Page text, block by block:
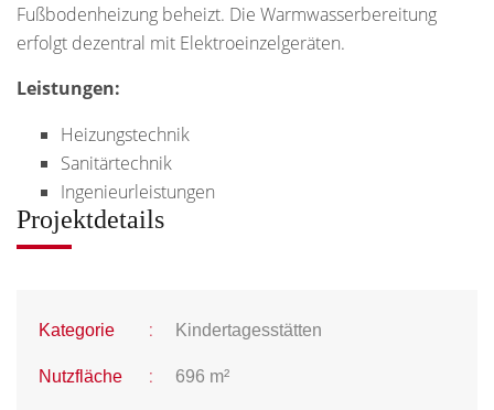
Fußbodenheizung beheizt. Die Warmwasserbereitung
erfolgt dezentral mit Elektroeinzelgeräten.
Leistungen:
Heizungstechnik
Sanitärtechnik
Ingenieurleistungen
Projektdetails
Kategorie : Kindertagesstätten
Nutzfläche : 696 m²